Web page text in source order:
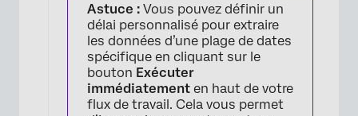
×
Astuce : Vous pouvez définir un
délai personnalisé pour extraire
les données d’une plage de dates
spécifique en cliquant sur le
bouton Exécuter
immédiatement en haut de votre
flux de travail. Cela vous permet